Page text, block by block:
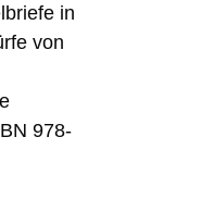
in
von
978-